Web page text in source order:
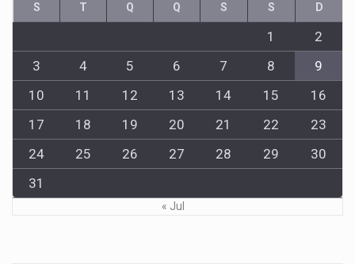
S T Q Q S S D
1
2
3
4 5 6 7 8
9
10
11 12 13 14 15
16
17
18 19 20 21 22
23
24
25 26 27 28 29
30
31
« Jul